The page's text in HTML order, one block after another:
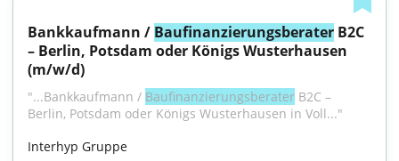
Bankkaufmann / Baufinanzierungsberater B2C
– Berlin, Potsdam oder Königs Wusterhausen
(m/w/d)
"...Bankkaufmann / Baufinanzierungsberater B2C –
Berlin, Potsdam oder Königs Wusterhausen in Voll..."
Interhyp Gruppe